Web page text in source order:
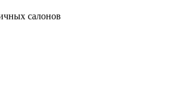
салонов